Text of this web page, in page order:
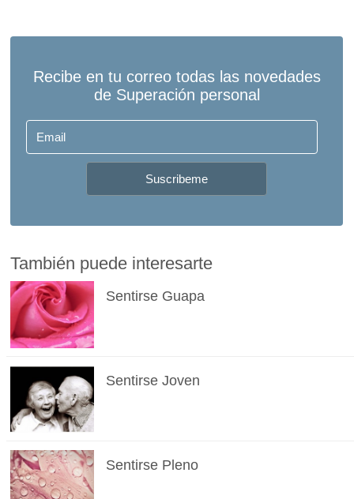
También puede interesarte
Sentirse Guapa
Sentirse Joven
Sentirse Pleno